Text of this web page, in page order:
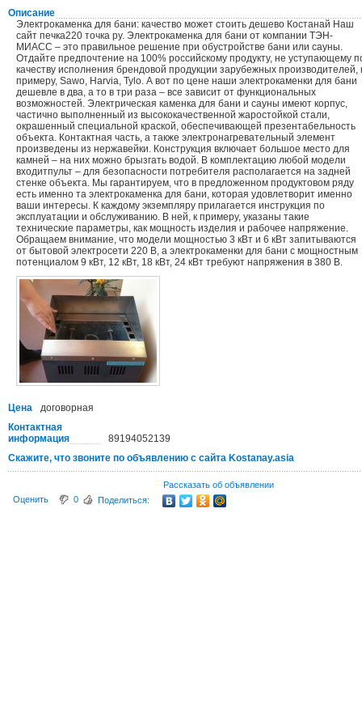
Описание
Электрокаменка для бани: качество может стоить дешево Костанай Наш
сайт печка220 точка ру. Электрокаменка для бани от компании ТЭН-
МИАСС – это правильное решение при обустройстве бани или сауны.
Отдайте предпочтение на 100% российскому продукту, не уступающему
качеству исполнения брендовой продукции зарубежных производителей,
примеру, Sawo, Harvia, Tylo. А вот по цене наши электрокаменки для бани
дешевле в два, а то в три раза – все зависит от функциональных
возможностей. Электрическая каменка для бани и сауны имеют корпус,
частично выполненный из высококачественной жаростойкой стали,
окрашенный специальной краской, обеспечивающей презентабельность
объекта. Контактная часть, а также электронагревательный элемент
произведены из нержавейки. Конструкция включает большое место для
камней – на них можно брызгать водой. В комплектацию любой модели
входитпульт – для безопасности потребителя располагается на задней
стенке объекта. Мы гарантируем, что в предложенном продуктовом ряду
есть именно та электрокаменка для бани, которая удовлетворит именно
ваши интересы. К каждому экземпляру прилагается инструкция по
эксплуатации и обслуживанию. В ней, к примеру, указаны такие
технические параметры, как мощность изделия и рабочее напряжение.
Обращаем внимание, что модели мощностью 3 кВт и 6 кВт запитываются
от бытовой электросети 220 В, а электрокаменки для бани с мощностным
потенциалом 9 кВт, 12 кВт, 18 кВт, 24 кВт требуют напряжения в 380 В.
Цена
договорная
Контактная
информация
89194052139
Скажите, что звоните по объявлению с сайта Kostanay.asia
Рассказать об объявлении
Оценить
0 Поделиться: